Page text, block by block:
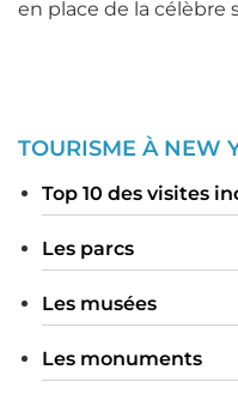
en place de la célèbre
TOURISME À NEW
Top 10 des visites
Les parcs
Les musées
Les monuments